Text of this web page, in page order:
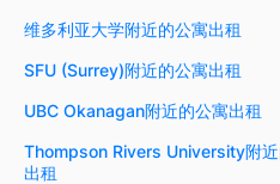
维多利亚大学附近的公寓出租
SFU (Surrey)附近的公寓出租
UBC Okanagan附近的公寓出租
Thompson Rivers University附近
出租